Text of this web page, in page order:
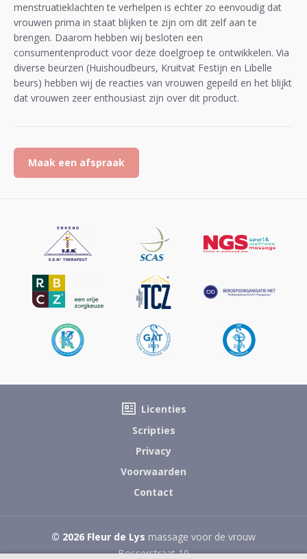
Maak een afspraak
menstruatieklachten te verhelpen is echter zo eenvoudig dat
vrouwen prima in staat blijken te zijn om dit zelf aan te
brengen. Daarom hebben wij besloten een
consumentenproduct voor deze doelgroep te ontwikkelen. Via
diverse beurzen (Huishoudbeurs, Kruitvat Festijn en Libelle
beurs) hebben wij de reacties van vrouwen gepeild en het blijkt
dat vrouwen zeer enthousiast zijn over dit product.
Licenties
Scripties
Privacy
Voorwaarden
Contact
© 2026 Fleur de Lys massage voor de vrouw
Bosserstraat 19